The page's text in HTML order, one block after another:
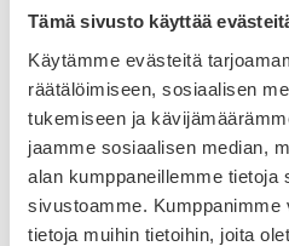
Tämä sivusto käyttää
Käytämme evästeitä
räätälöimiseen, sosiaalisen
tukemiseen ja
jaamme sosiaalisen median,
alan kumppaneillemme tietoja
sivustoamme. Kumppanimme
tietoja muihin tietoihin, joita
Varaa reseptilääke
Katso kaikki
YA-muistuttaja